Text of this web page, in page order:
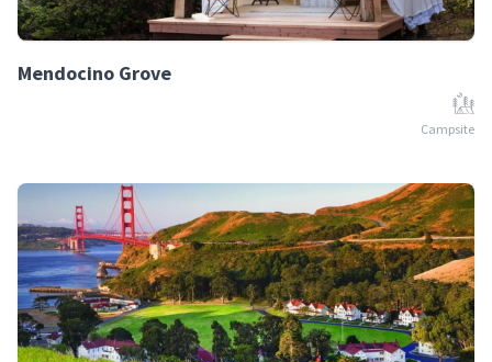
Mendocino Grove
Campsite